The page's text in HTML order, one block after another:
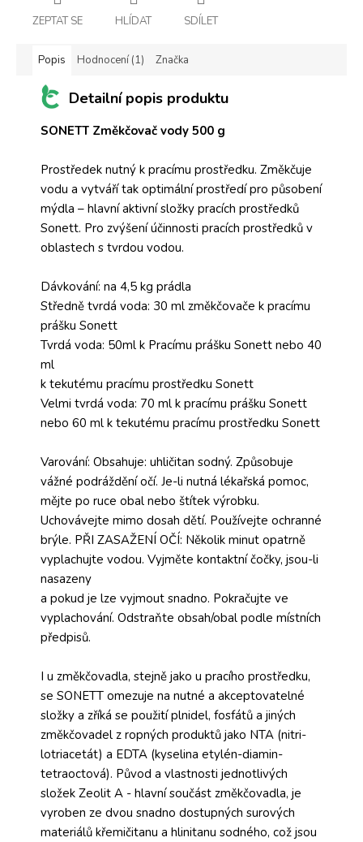
ZEPTAT SE HLÍDAT SDÍLET
Popis Hodnocení (1) Značka
Detailní popis produktu
SONETT Změkčovač vody 500 g
Prostředek nutný k pracímu prostředku. Změkčuje
vodu a vytváří tak optimální prostředí pro působení
mýdla – hlavní aktivní složky pracích prostředků
Sonett. Pro zvýšení účinnosti pracích prostředků v
oblastech s tvrdou vodou.
Dávkování: na 4,5 kg prádla
Středně tvrdá voda: 30 ml změkčovače k pracímu
prášku Sonett
Tvrdá voda: 50ml k Pracímu prášku Sonett nebo 40
ml
k tekutému pracímu prostředku Sonett
Velmi tvrdá voda: 70 ml k pracímu prášku Sonett
nebo 60 ml k tekutému pracímu prostředku Sonett
Varování: Obsahuje: uhličitan sodný. Způsobuje
vážné podráždění očí. Je-li nutná lékařská pomoc,
mějte po ruce obal nebo štítek výrobku.
Uchovávejte mimo dosah dětí. Používejte ochranné
brýle. PŘI ZASAŽENÍ OČÍ: Několik minut opatrně
vyplachujte vodou. Vyjměte kontaktní čočky, jsou-li
nasazeny
a pokud je lze vyjmout snadno. Pokračujte ve
vyplachování. Odstraňte obsah/obal podle místních
předpisů.
I u změkčovadla, stejně jako u pracího prostředku,
se SONETT omezuje na nutné a akceptovatelné
složky a zříká se použití plnidel, fosfátů a jiných
změkčovadel z ropných produktů jako NTA (nitri-
lotriacetát) a EDTA (kyselina etylén-diamin-
tetraoctová). Původ a vlastnosti jednotlivých
složek Zeolit A - hlavní součást změkčovadla, je
vyroben ze dvou snadno dostupných surových
materiálů křemičitanu a hlinitanu sodného, což jsou